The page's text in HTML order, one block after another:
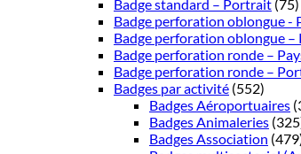
Badge standard – Portrait (75)
Badge perforation oblongue -
Badge perforation oblongue
Badge perforation ronde –
Badge perforation ronde –
Badges par activité (552)
Badges Aéroportuaires
Badges Animaleries
Badges Association